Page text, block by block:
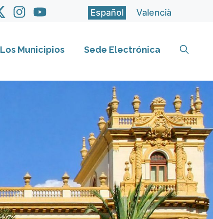
Español Valencià
Los Municipios Sede Electrónica